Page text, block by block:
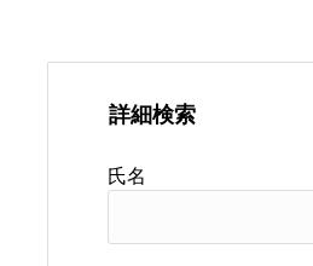
詳細検索
氏名